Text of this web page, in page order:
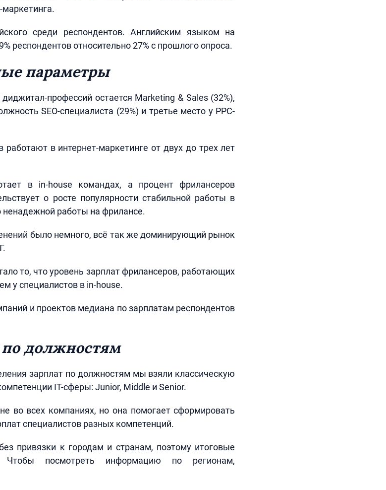
маркетинга.
среди респондентов. Английским языком на
респондентов относительно 27% с прошлого опроса.
параметры
профессий остается Marketing & Sales (32%),
SEO-специалиста (29%) и третье место у PPC-
в интернет-маркетинге от двух до трех лет
в in-house командах, а процент фрилансеров
о росте популярности стабильной работы в
ненадежной работы на фрилансе.
было немного, всё так же доминирующий рынок
то, что уровень зарплат фрилансеров, работающих
у специалистов в in-house.
и проектов медиана по зарплатам респондентов
по должностям
зарплат по должностям мы взяли классическую
IT-сферы: Junior, Middle и Senior.
во всех компаниях, но она помогает сформировать
специалистов разных компетенций.
привязки к городам и странам, поэтому итоговые
Чтобы посмотреть информацию по регионам,